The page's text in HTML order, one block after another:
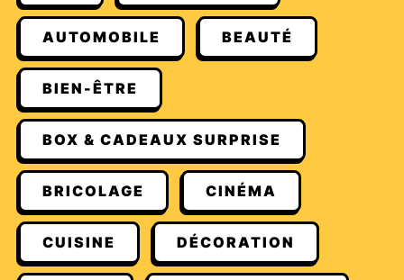
AUTOMOBILE BEAUTÉ
BIEN-ÊTRE
BOX & CADEAUX SURPRISE
BRICOLAGE CINÉMA
CUISINE DÉCORATION